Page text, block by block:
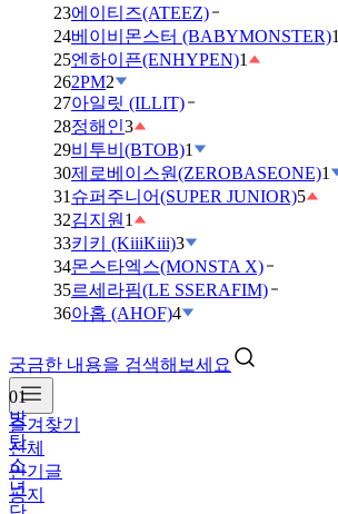
23에이티즈(ATEEZ)
24베이비몬스터 (BABYMONSTER)1
25엔하이픈(ENHYPEN)1
262PM2
27아일릿 (ILLIT)
28정해인3
29비투비(BTOB)1
30제로베이스원(ZEROBASEONE)1
31 슈퍼주니어(SUPER JUNIOR)5
32김지원 1
33키키 (KiiiKiii)3
34몬스타엑스(MONSTA X)
35르세라핌(LE SSERAFIM)
36아홉 (AHOF)4
궁금한 내용을 검색해보세요
즐겨찾기
전체
인기글
공지
01
방
탄
소
년